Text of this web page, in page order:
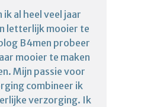
al heel veel jaar
letterlijk mooier te
B4men probeer
mooier te maken
Mijn passie voor
combineer ik
verzorging. Ik